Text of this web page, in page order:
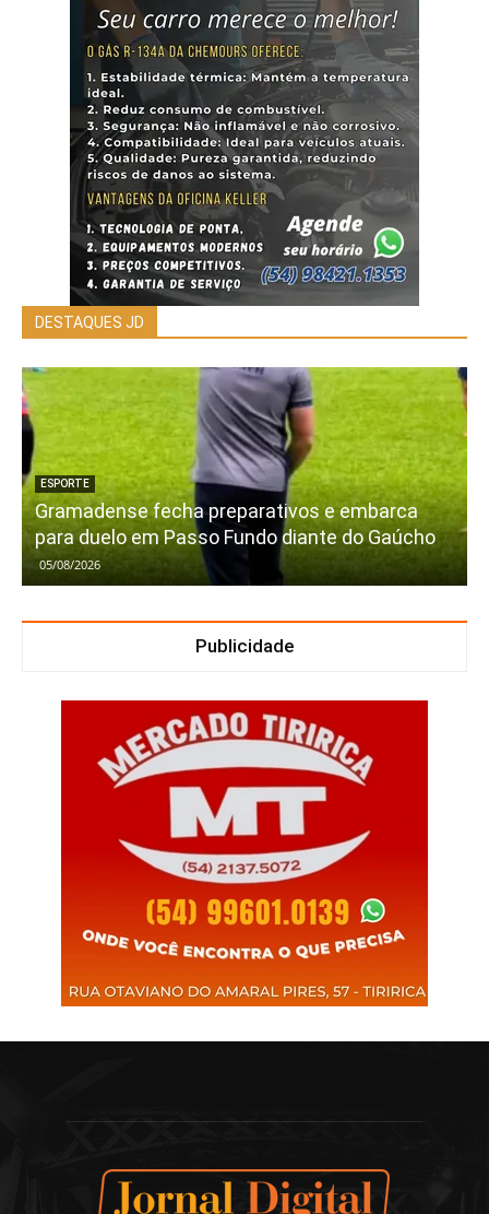
DESTAQUES JD
ESPORTE
Gramadense fecha preparativos e embarca
para duelo em Passo Fundo diante do Gaúcho
05/08/2026
Publicidade